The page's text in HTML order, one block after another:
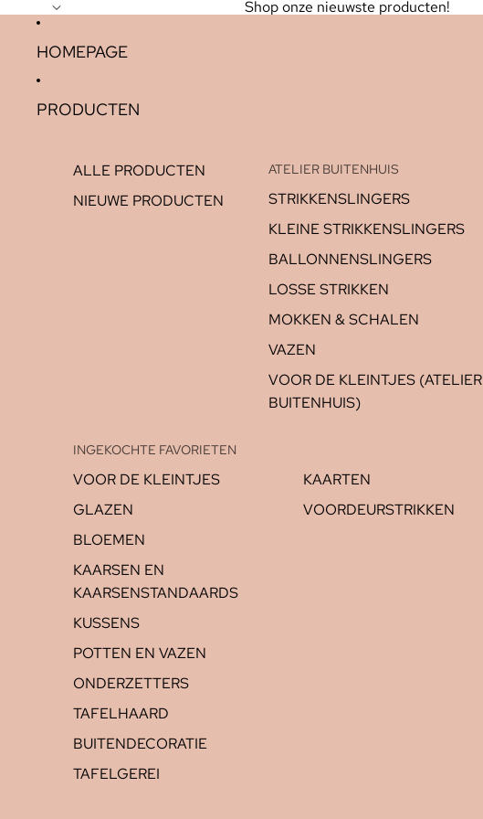
Shop onze nieuwste producten!
HOMEPAGE
PRODUCTEN
ALLE PRODUCTEN
NIEUWE PRODUCTEN
ATELIER BUITENHUIS
STRIKKENSLINGERS
KLEINE STRIKKENSLINGERS
BALLONNENSLINGERS
LOSSE STRIKKEN
MOKKEN & SCHALEN
VAZEN
VOOR DE KLEINTJES (ATELIER
BUITENHUIS)
INGEKOCHTE FAVORIETEN
VOOR DE KLEINTJES
GLAZEN
BLOEMEN
KAARSEN EN
KAARSENSTANDAARDS
KUSSENS
POTTEN EN VAZEN
ONDERZETTERS
TAFELHAARD
BUITENDECORATIE
TAFELGEREI
KAARTEN
VOORDEURSTRIKKEN